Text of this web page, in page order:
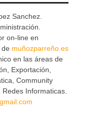
Sanchez.
on-line en
muñozparreño.es
en las áreas de
Exportación,
Community
Redes Informaticas.